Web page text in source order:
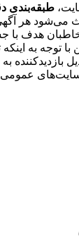
طبقه‌بندی
می‌شود هر
هدف با
توجه به
بازدیدکننده
سایت‌های